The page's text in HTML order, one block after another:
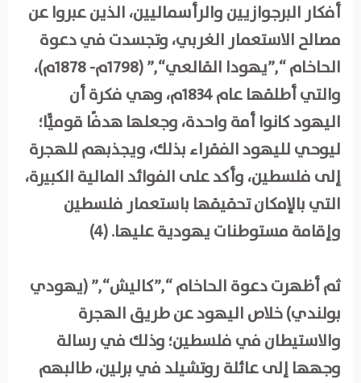
أفكار البرجوازيين والرأسماليين، الذين عبروا عن
مصالح الاستعمار الغربي، وتجسدت في دعوة
الحاخام “,”يهودا القالعي“,” (1798م- 1878م)،
والتي أطلقها عام 1834م، وهي فكرة أن
اليهود كانوا أمة واحدة، وجعلها هدفًا قوميًّا؛
ليوحي لليهود الفقراء بذلك، ويجذبهم للهجرة
إلى فلسطين، وأكد على الفوائد المالية الكبيرة،
التي بالإمكان تحقيقها باستعمار فلسطين
وإقامة مستوطنات يهودية عليها. (4)
ثم أظهرت دعوة الحاخام “,”كاليش“,” (يهودي
بولندي) خلاص اليهود عن طريق الهجرة
والاستيطان في فلسطين؛ وذلك في رسالة
وجهها إلى عائلة روتشيلد في برلين، طالبهم